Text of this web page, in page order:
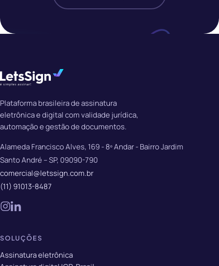
Plataforma brasileira de assinatura
eletrônica e digital com validade jurídica,
automação e gestão de documentos.
Alameda Francisco Alves, 169 - 8º Andar - Bairro Jardim
Santo André – SP, 09090-790
comercial@letssign.com.br
(11) 91013-8487
SOLUÇÕES
Assinatura eletrônica